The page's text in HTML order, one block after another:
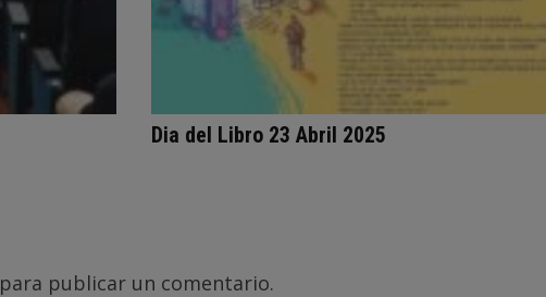
Dia del Libro 23 Abril 2025
para publicar un comentario.